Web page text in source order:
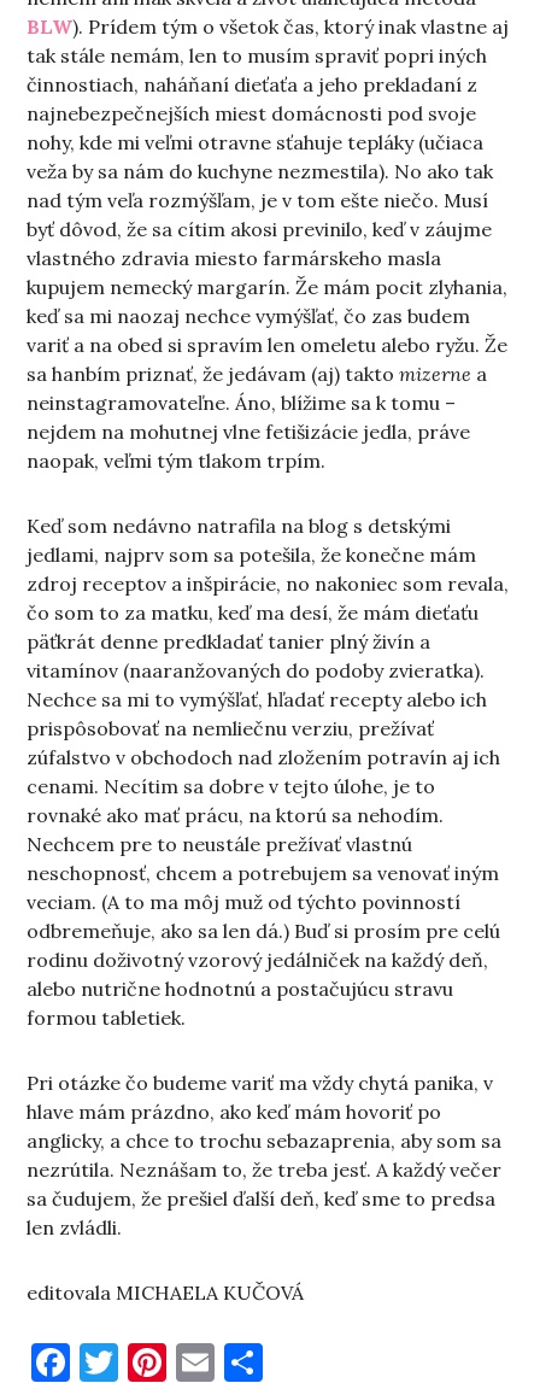
BLW). Prídem tým o všetok čas, ktorý inak vlastne aj
tak stále nemám, len to musím spraviť popri iných
činnostiach, naháňaní dieťaťa a jeho prekladaní z
najnebezpečnejších miest domácnosti pod svoje
nohy, kde mi veľmi otravne sťahuje tepláky (učiaca
veža by sa nám do kuchyne nezmestila). No ako tak
nad tým veľa rozmýšľam, je v tom ešte niečo. Musí
byť dôvod, že sa cítim akosi previnilo, keď v záujme
vlastného zdravia miesto farmárskeho masla
kupujem nemecký margarín. Že mám pocit zlyhania,
keď sa mi naozaj nechce vymýšľať, čo zas budem
variť a na obed si spravím len omeletu alebo ryžu. Že
sa hanbím priznať, že jedávam (aj) taktomizerne a
neinstagramovateľne. Áno, blížime sa k tomu –
nejdem na mohutnej vlne fetišizácie jedla, práve
naopak, veľmi tým tlakom trpím.
Keď som nedávno natrafila na blog s detskými
jedlami, najprv som sa potešila, že konečne mám
zdroj receptov a inšpirácie, no nakoniec som revala,
čo som to za matku, keď ma desí, že mám dieťaťu
päťkrát denne predkladať tanier plný živín a
vitamínov (naaranžovaných do podoby zvieratka).
Nechce sa mi to vymýšľať, hľadať recepty alebo ich
prispôsobovať na nemliečnu verziu, prežívať
zúfalstvo v obchodoch nad zložením potravín aj ich
cenami. Necítim sa dobre v tejto úlohe, je to
rovnaké ako mať prácu, na ktorú sa nehodím.
Nechcem pre to neustále prežívať vlastnú
neschopnosť, chcem a potrebujem sa venovať iným
veciam. (A to ma môj muž od týchto povinností
odbremeňuje, ako sa len dá.) Buď si prosím pre celú
rodinu doživotný vzorový jedálniček na každý deň,
alebo nutrične hodnotnú a postačujúcu stravu
formou tabletiek.
Pri otázke čo budeme variť ma vždy chytá panika, v
hlave mám prázdno, ako keď mám hovoriť po
anglicky, a chce to trochu sebazaprenia, aby som sa
nezrútila. Neznášam to, že treba jesť. A každý večer
sa čudujem, že prešiel ďalší deň, keď sme to predsa
len zvládli.
editovala MICHAELA KUČOVÁ
Facebook
Twitter
Pinterest
Email